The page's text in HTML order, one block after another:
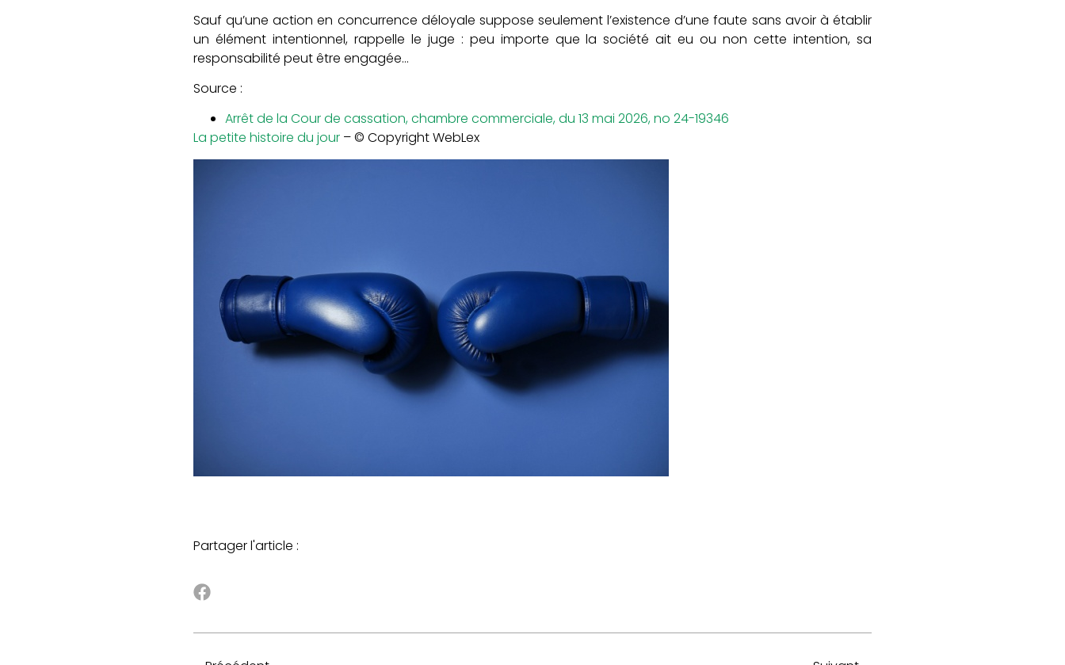
Sauf qu’une action en concurrence déloyale suppose seulement l’existence d’une faute sans avoir à établir
un élément intentionnel, rappelle le juge : peu importe que la société ait eu ou non cette intention, sa
responsabilité peut être engagée…
Source :
Arrêt de la Cour de cassation, chambre commerciale, du 13 mai 2026, no 24-19346
La petite histoire du jour – © Copyright WebLex
Partager l'article :